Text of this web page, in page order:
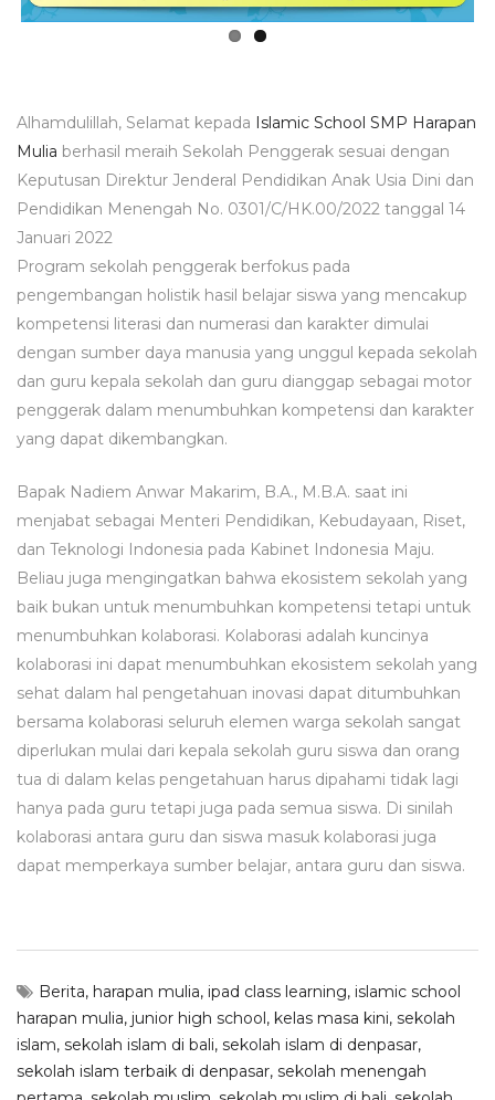
Alhamdulillah, Selamat kepada Islamic School SMP Harapan
Mulia berhasil meraih Sekolah Penggerak sesuai dengan
Keputusan Direktur Jenderal Pendidikan Anak Usia Dini dan
Pendidikan Menengah No. 0301/C/HK.00/2022 tanggal 14
Januari 2022
Program sekolah penggerak berfokus pada
pengembangan holistik hasil belajar siswa yang mencakup
kompetensi literasi dan numerasi dan karakter dimulai
dengan sumber daya manusia yang unggul kepada sekolah
dan guru kepala sekolah dan guru dianggap sebagai motor
penggerak dalam menumbuhkan kompetensi dan karakter
yang dapat dikembangkan.
Bapak Nadiem Anwar Makarim, B.A., M.B.A. saat ini
menjabat sebagai Menteri Pendidikan, Kebudayaan, Riset,
dan Teknologi Indonesia pada Kabinet Indonesia Maju.
Beliau juga mengingatkan bahwa ekosistem sekolah yang
baik bukan untuk menumbuhkan kompetensi tetapi untuk
menumbuhkan kolaborasi. Kolaborasi adalah kuncinya
kolaborasi ini dapat menumbuhkan ekosistem sekolah yang
sehat dalam hal pengetahuan inovasi dapat ditumbuhkan
bersama kolaborasi seluruh elemen warga sekolah sangat
diperlukan mulai dari kepala sekolah guru siswa dan orang
tua di dalam kelas pengetahuan harus dipahami tidak lagi
hanya pada guru tetapi juga pada semua siswa. Di sinilah
kolaborasi antara guru dan siswa masuk kolaborasi juga
dapat memperkaya sumber belajar, antara guru dan siswa.
Berita, harapan mulia, ipad class learning, islamic school
harapan mulia, junior high school, kelas masa kini, sekolah
islam, sekolah islam di bali, sekolah islam di denpasar,
sekolah islam terbaik di denpasar, sekolah menengah